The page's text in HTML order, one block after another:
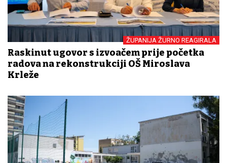
ŽUPANIJA ŽURNO REAGIRALA
Raskinut ugovor s izvođačem prije početka
radova na rekonstrukciji OŠ Miroslava
Krleže